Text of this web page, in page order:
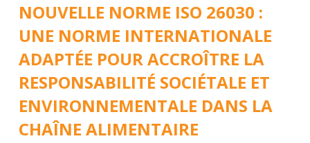
NOUVELLE NORME ISO 26030 :
UNE NORME INTERNATIONALE
ADAPTÉE POUR ACCROÎTRE LA
RESPONSABILITÉ SOCIÉTALE ET
ENVIRONNEMENTALE DANS LA
CHAÎNE ALIMENTAIRE